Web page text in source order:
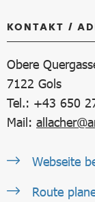
KONTAKT /
Obere
7122 Gols
Tel.: +43 650
Mail:
Webseite
Route